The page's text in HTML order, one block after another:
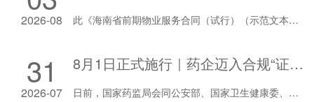
2026-08 此《海南省前期物业服务合同（试行）（示范文本）》由海南省住房和城乡建设厅制定。本文仅供参考，合同文本具体内容请以海南省住房和城乡建设厅官网公布的为准。
31
2026-07
8月1日正式施行｜药企迈入合规“证明时代”，放心签电子合同一键搭建完整合规证据链
日前，国家药监局会同公安部、国家卫生健康委、市场监管总局、国家医保局、国家中医药局、国家疾控局等七部门联合发布《医药代表管理办法》（2026年第42号公告），该办法自2026年8月1日起施行。新规将行业监管逻辑彻底重构：监管核查重心从医药代表个人，全面转向药企主体责任举证能力，药企合规正式进入“可举证、可追溯、不可篡改”的证明时代。